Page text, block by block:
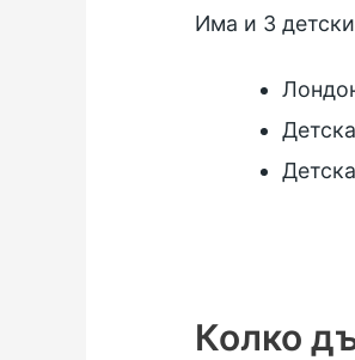
Има и 3
Колко